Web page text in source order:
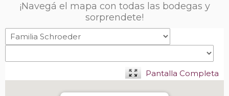
¡Navegá el mapa con todas las bodegas y
sorprendete!
Pantalla Completa